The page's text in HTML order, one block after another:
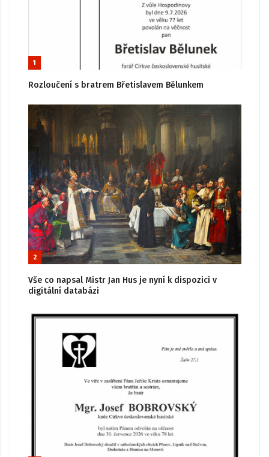
1
Rozloučení s bratrem Břetislavem Bělunkem
2
Vše co napsal Mistr Jan Hus je nyní k dispozici v
digitální databázi